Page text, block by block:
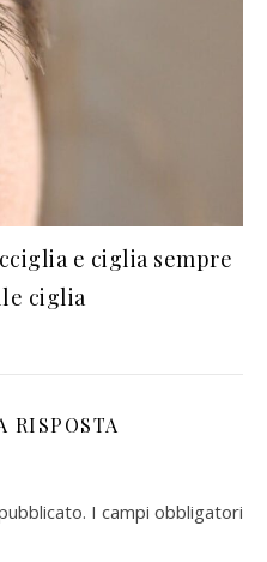
e ciglia sempre
ciglia
RISPOSTA
I campi obbligatori